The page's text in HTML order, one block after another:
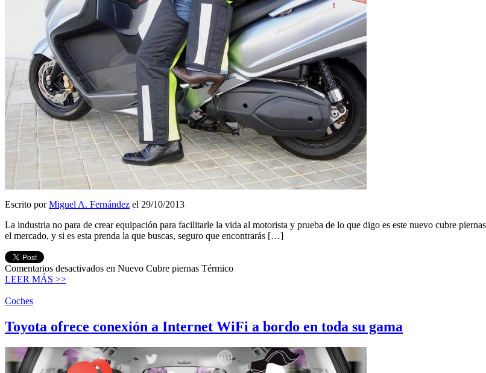
Escrito porMiguel A. Fernández el 29/10/2013
La industria no para de crear equipación para facilitarle la vida al motorista y prueba de lo que digo es este nuevo cubre
el mercado, y si es esta prenda la que buscas, seguro que encontrarás […]
Comentarios desactivados en Nuevo Cubre piernas Térmico
LEER MÁS >>
Coches
Toyota ofrece conexión a Internet WiFi a bordo en toda su gama